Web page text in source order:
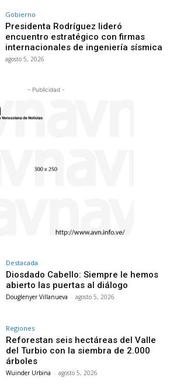
Gobierno
Presidenta Rodríguez lideró
encuentro estratégico con firmas
internacionales de ingeniería sísmica
agosto 5, 2026
- Publicidad -
Destacada
Diosdado Cabello: Siempre le hemos
abierto las puertas al diálogo
Douglenyer Villanueva - agosto 5, 2026
Regiones
Reforestan seis hectáreas del Valle
del Turbio con la siembra de 2.000
árboles
Wuinder Urbina - agosto 5, 2026